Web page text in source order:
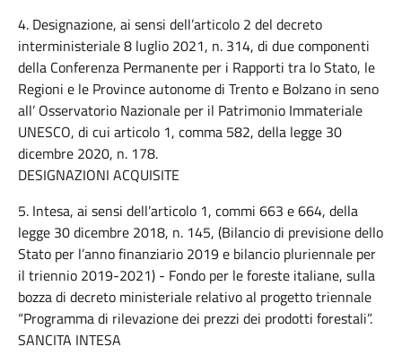
4. Designazione, ai sensi dell’articolo 2 del decreto
interministeriale 8 luglio 2021, n. 314, di due componenti
della Conferenza Permanente per i Rapporti tra lo Stato, le
Regioni e le Province autonome di Trento e Bolzano in seno
all’ Osservatorio Nazionale per il Patrimonio Immateriale
UNESCO, di cui articolo 1, comma 582, della legge 30
dicembre 2020, n. 178.
DESIGNAZIONI ACQUISITE
5. Intesa, ai sensi dell’articolo 1, commi 663 e 664, della
legge 30 dicembre 2018, n. 145, (Bilancio di previsione dello
Stato per l’anno finanziario 2019 e bilancio pluriennale per
il triennio 2019-2021) - Fondo per le foreste italiane, sulla
bozza di decreto ministeriale relativo al progetto triennale
“Programma di rilevazione dei prezzi dei prodotti forestali”.
SANCITA INTESA